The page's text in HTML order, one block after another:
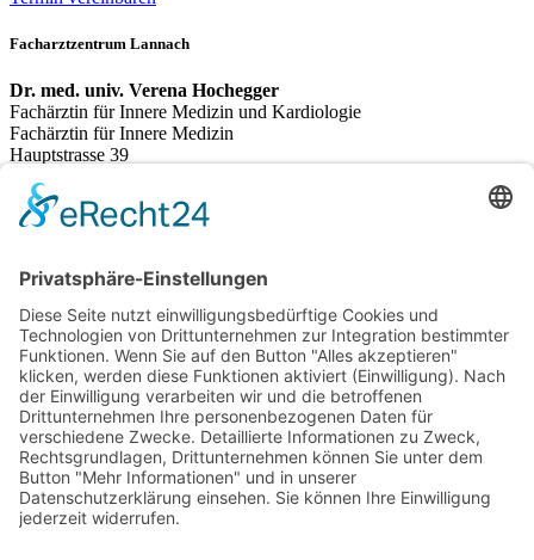
Facharztzentrum Lannach
Dr. med. univ. Verena Hochegger
Fachärztin für Innere Medizin und Kardiologie
Fachärztin für Innere Medizin
Hauptstrasse 39
Telefon: 03136 209 777
Ordinationszeiten
Montag08:00 - 13:00 (nur nach Vereinbarung)
Dienstag08:00 - 13:00 & 14:00 - 18:00
Mittwoch 08:00 - 13:00 & 14:00 - 16:00
Donnerstag08:00 - 13:00
Freitag08:00 - 12:00
Rechtliches
Impressum
Datenschutz